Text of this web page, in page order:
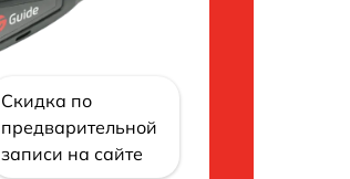
Скидка по
предварительной
записи на сайте